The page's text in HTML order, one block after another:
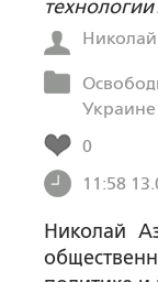
Украине
0
11:58
Николай